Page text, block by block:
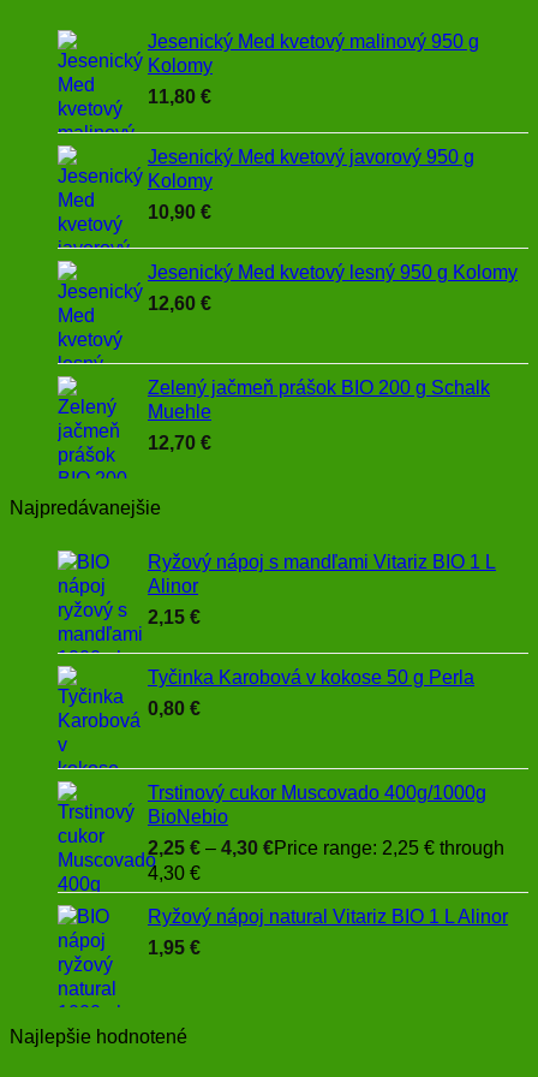
Jesenický Med kvetový malinový 950 g
Kolomy
11,80 €
Jesenický Med kvetový javorový 950 g
Kolomy
10,90 €
Jesenický Med kvetový lesný 950 g Kolomy
12,60 €
Zelený jačmeň prášok BIO 200 g Schalk
Muehle
12,70 €
Najpredávanejšie
Ryžový nápoj s mandľami Vitariz BIO 1 L
Alinor
2,15 €
Tyčinka Karobová v kokose 50 g Perla
0,80 €
Trstinový cukor Muscovado 400g/1000g
BioNebio
2,25 € – 4,30 €Price range: 2,25 € through
4,30 €
Ryžový nápoj natural Vitariz BIO 1 L Alinor
1,95 €
Najlepšie hodnotené